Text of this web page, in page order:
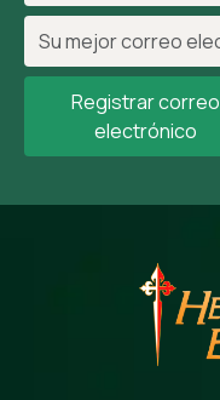
Registrar correo
electrónico